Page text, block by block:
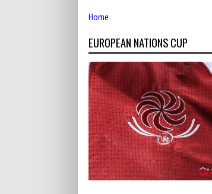
Home
EUROPEAN NATIONS CUP